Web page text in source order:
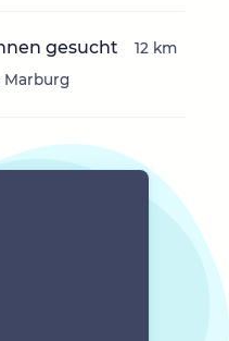
gesucht
Marburg
12 km